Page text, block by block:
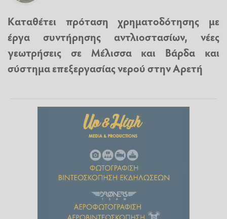
Καταθέτει πρόταση χρηματοδότησης με
έργα συντήρησης αντλιοστασίων, νέες
γεωτρήσεις σε Μέλισσα και Βάρδα και
σύστημα επεξεργασίας νερού στην Αρετή